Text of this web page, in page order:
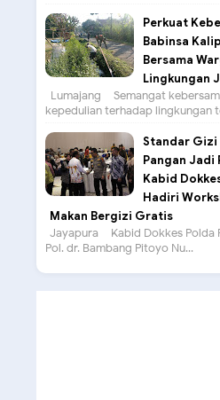
Perkuat
Babinsa
Bersama
Lingkungan
Lumajang – Semangat
kepedulian terhadap lingkungan
Standar Gizi
Pangan
Kabid
Hadiri
Makan Bergizi Gratis
Jayapura – Kabid Dokkes Polda
Pol. dr. Bambang Pitoyo Nu...